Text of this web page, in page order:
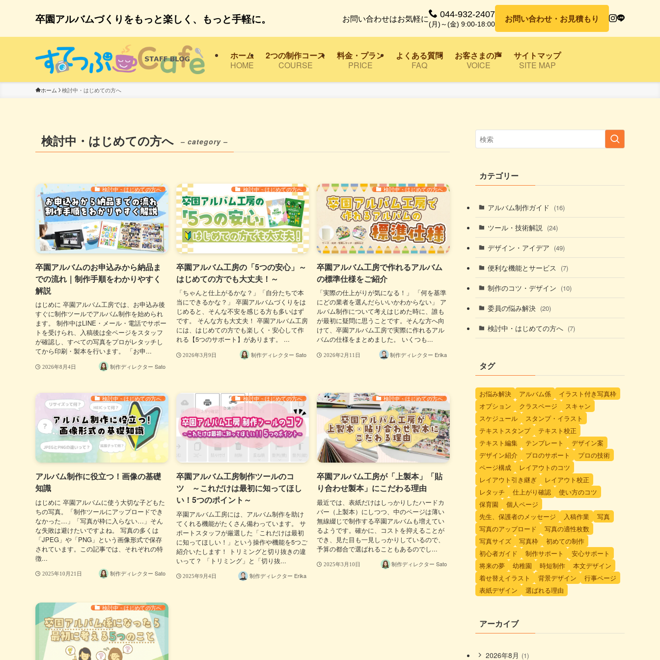
卒園アルバムづくりをもっと楽しく、もっと手軽に。 お問い合わせはお気軽に 044-932-2407
(月)～(金) 9:00-18:00 お問い合わせ・お見積もり
ホーム
HOME
2つの制作コース
COURSE
料金・プラン
PRICE
よくある質問
FAQ
お客さまの声
VOICE
サイトマップ
SITE MAP
ホーム 検討中・はじめての方へ
検討中・はじめての方へ – category –
検討中・はじめての方へ
卒園アルバムのお申込みから納品ま
での流れ｜制作手順をわかりやすく
解説
はじめに 卒園アルバム工房では、お申込み後
すぐに制作ツールでアルバム制作を始められ
ます。 制作中はLINE・メール・電話でサポー
トを受けられ、入稿後は全ページをスタッフ
が確認し、すべての写真をプロがレタッチし
てから印刷・製本を行います。 「お申...
2026年8月4日 制作ディレクター Sato
検討中・はじめての方へ
卒園アルバム工房の「5つの安心」～
はじめての方でも大丈夫！～
「ちゃんと仕上がるかな？」「自分たちで本
当にできるかな？」 卒園アルバムづくりをは
じめると、そんな不安を感じる方も多いはず
です。 そんな方も大丈夫！ 卒園アルバム工房
には、はじめての方でも楽しく・安心して作
れる【5つのサポート】があります。 ...
2026年3月9日 制作ディレクター Sato
検討中・はじめての方へ
卒園アルバム工房で作れるアルバム
の標準仕様をご紹介
「実際の仕上がりが気になる！」 「何を基準
にどの業者を選んだらいいかわからない」 ア
ルバム制作について考えはじめた時に、誰も
が最初に疑問に思うことです。そんな方へ向
けて、卒園アルバム工房で実際に作れるアル
バムの仕様をまとめました。 いくつも...
2026年2月11日 制作ディレクター Erika
検討中・はじめての方へ
アルバム制作に役立つ！画像の基礎
知識
はじめに 卒園アルバムに使う大切な子どもた
ちの写真。「制作ツールにアップロードでき
なかった…」「写真が枠に入らない…」そん
な失敗は避けたいですよね。 写真の多くは
「JPEG」や「PNG」という画像形式で保存
されています。この記事では、それぞれの特
徴...
2025年10月21日 制作ディレクター Sato
検討中・はじめての方へ
卒園アルバム工房制作ツールのコ
ツ ～これだけは最初に知ってほし
い！5つのポイント～
卒園アルバム工房には、アルバム制作を助け
てくれる機能がたくさん備わっています。 サ
ポートスタッフが厳選した「これだけは最初
に知ってほしい！」という操作や機能を5つご
紹介いたします！ トリミングと切り抜きの違
いって？ 「トリミング」と「切り抜...
2025年9月4日 制作ディレクター Erika
検討中・はじめての方へ
卒園アルバム工房が「上製本」「貼
り合わせ製本」にこだわる理由
最近では、表紙だけはしっかりしたハードカ
バー（上製本）にしつつ、中のページは薄い
無線綴じで制作する卒園アルバムも増えてい
るようです。確かに、コストを抑えることが
でき、見た目も一見しっかりしているので、
予算の都合で選ばれることもあるのでし...
2025年3月10日 制作ディレクター Sato
検討中・はじめての方へ
カテゴリー
アルバム制作ガイド (16)
ツール・技術解説 (24)
デザイン・アイデア (49)
便利な機能とサービス (7)
制作のコツ・デザイン (10)
委員の悩み解決 (20)
検討中・はじめての方へ (7)
タグ
お悩み解決 アルバム係
イラスト付き写真枠
オプション
クラスページ
スキャン
スケジュール
スタンプ・イラスト
テキストスタンプ
テキスト校正
テキスト編集
テンプレート
デザイン案
デザイン紹介
プロのサポート
プロの技術
ページ構成
レイアウトのコツ
レイアウト引き継ぎ
レイアウト校正
レタッチ
仕上がり確認
使い方のコツ
保育園
個人ページ
先生、保護者のメッセージ
入稿作業
写真
写真のアップロード
写真の適性枚数
写真サイズ
写真枠
初めての制作
初心者ガイド
制作サポート
安心サポート
将来の夢
幼稚園 時短制作
本文デザイン
着せ替えイラスト
背景デザイン
行事ページ
表紙デザイン
選ばれる理由
アーカイブ
2026年8月 (1)